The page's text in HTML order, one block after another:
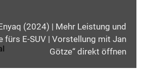
(2024) | Mehr Leistung und
fürs E-SUV | Vorstellung mit Jan
Götze“ direkt öffnen